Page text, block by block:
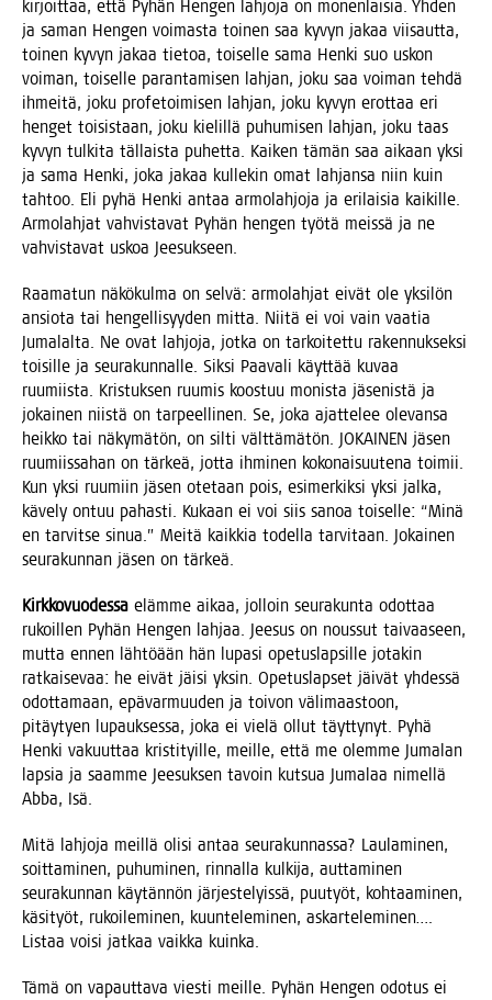
kir­joit­taa, että Pyhän Hen­gen lah­jo­ja on monen­lai­sia. Yhden
ja saman Hen­gen voi­mas­ta toi­nen saa kyvyn jakaa vii­saut­ta,
toi­nen kyvyn jakaa tie­toa, toi­sel­le sama Hen­ki suo uskon
voi­man, toi­sel­le paran­ta­mi­sen lah­jan, joku saa voi­man teh­dä
ihmei­tä, joku pro­fe­toi­mi­sen lah­jan, joku kyvyn erot­taa eri
hen­get toi­sis­taan, joku kie­lil­lä puhu­mi­sen lah­jan, joku taas
kyvyn tul­ki­ta täl­lais­ta puhet­ta. Kai­ken tämän saa aikaan yksi
ja sama Hen­ki, joka jakaa kul­le­kin omat lah­jan­sa niin kuin
tah­too. Eli pyhä Hen­ki antaa armo­lah­jo­ja ja eri­lai­sia kai­kil­le.
Armo­lah­jat vah­vis­ta­vat Pyhän hen­gen työ­tä meis­sä ja ne
vah­vis­ta­vat uskoa Jeesukseen.
Raa­ma­tun näkö­kul­ma on sel­vä: armo­lah­jat eivät ole yksi­lön
ansio­ta tai hen­gel­li­syy­den mit­ta. Nii­tä ei voi vain vaa­tia
Juma­lal­ta. Ne ovat lah­jo­ja, jot­ka on tar­koi­tet­tu raken­nuk­sek­si
toi­sil­le ja seu­ra­kun­nal­le. Sik­si Paa­va­li käyt­tää kuvaa
ruu­miis­ta. Kris­tuk­sen ruu­mis koos­tuu monis­ta jäse­nis­tä ja
jokai­nen niis­tä on tar­peel­li­nen. Se, joka ajat­te­lee ole­van­sa
heik­ko tai näky­mä­tön, on sil­ti vält­tä­mä­tön. JOKAINEN jäsen
ruu­miis­sa­han on tär­keä, jot­ta ihmi­nen koko­nai­suu­te­na toi­mii.
Kun yksi ruu­miin jäsen ote­taan pois, esi­mer­kik­si yksi jal­ka,
käve­ly ontuu pahas­ti. Kukaan ei voi siis sanoa toi­sel­le: “Minä
en tar­vit­se sinua.” Mei­tä kaik­kia todel­la tar­vi­taan. Jokai­nen
seu­ra­kun­nan jäsen on tärkeä.
Kirk­ko­vuo­des­sa eläm­me aikaa, jol­loin seu­ra­kun­ta odot­taa
rukoil­len Pyhän Hen­gen lah­jaa. Jee­sus on nous­sut tai­vaa­seen,
mut­ta ennen läh­töään hän lupa­si ope­tus­lap­sil­le jota­kin
rat­kai­se­vaa: he eivät jäi­si yksin. Ope­tus­lap­set jäi­vät yhdes­sä
odot­ta­maan, epä­var­muu­den ja toi­von väli­maas­toon,
pitäy­tyen lupauk­ses­sa, joka ei vie­lä ollut täyt­ty­nyt. Pyhä
Hen­ki vakuut­taa kris­ti­tyil­le, meil­le, että me olem­me Juma­lan
lap­sia ja saam­me Jee­suk­sen tavoin kut­sua Juma­laa nimel­lä
Abba, Isä.
Mitä lah­jo­ja meil­lä oli­si antaa seu­ra­kun­nas­sa? Lau­la­mi­nen,
soit­ta­mi­nen, puhu­mi­nen, rin­nal­la kul­ki­ja, aut­ta­mi­nen
seu­ra­kun­nan käy­tän­nön jär­jes­te­lyis­sä, puu­työt, koh­taa­mi­nen,
käsi­työt, rukoi­le­mi­nen, kuun­te­le­mi­nen, askar­te­le­mi­nen….
Lis­taa voi­si jat­kaa vaik­ka kuinka.
Tämä on vapaut­ta­va vies­ti meil­le. Pyhän Hen­gen odo­tus ei